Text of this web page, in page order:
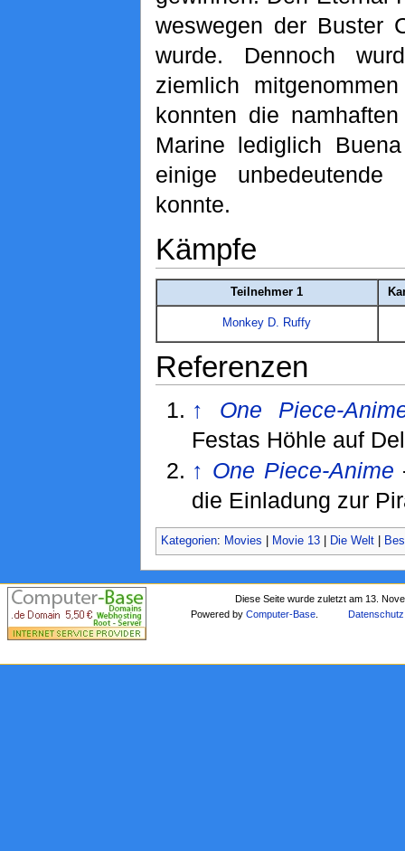
weswegen der Buster
wurde. Dennoch
ziemlich
konnten die
Marine lediglich
einige
konnte.
Kämpfe
Teilnehmer 1
Monkey D. Ruffy
Referenzen
↑
One Piece-
Festas Höhle auf
↑ One Piece-Anime
die Einladung zur
Kategorien: Movies Movie 13| Die Welt|
Diese Seite wurde zuletzt am 13.
Powered byComputer-Base Datenschutz